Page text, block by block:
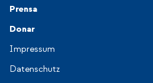
Prensa
Donar
Navigation-Footer 3
Impressum
Datenschutz